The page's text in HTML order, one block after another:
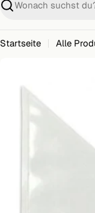
Suche
Startseite Alle
0 im Modal